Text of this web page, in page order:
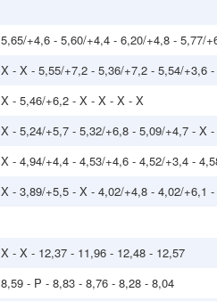
5,65/+4,6 - 5,60/+4,4 - 6,20/+4,8 - 5,77/
X - X - 5,55/+7,2 - 5,36/+7,2 - 5,54/+3,6
X - 5,46/+6,2 - X - X - X - X
X - 5,24/+5,7 - 5,32/+6,8 - 5,09/+4,7 - X
X - 4,94/+4,4 - 4,53/+4,6 - 4,52/+3,4 -
X - 3,89/+5,5 - X - 4,02/+4,8 - 4,02/+6,1
X - X - 12,37 - 11,96 - 12,48 - 12,57
8,59 - P - 8,83 - 8,76 - 8,28 - 8,04